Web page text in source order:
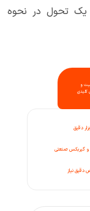
یک تحول در نحوه
و
دقیق
و گیربکس صنعتی
نیاز